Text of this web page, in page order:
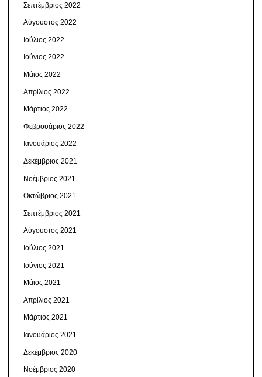
Σεπτέμβριος 2022
Αύγουστος 2022
Ιούλιος 2022
Ιούνιος 2022
Μάιος 2022
Απρίλιος 2022
Μάρτιος 2022
Φεβρουάριος 2022
Ιανουάριος 2022
Δεκέμβριος 2021
Νοέμβριος 2021
Οκτώβριος 2021
Σεπτέμβριος 2021
Αύγουστος 2021
Ιούλιος 2021
Ιούνιος 2021
Μάιος 2021
Απρίλιος 2021
Μάρτιος 2021
Ιανουάριος 2021
Δεκέμβριος 2020
Νοέμβριος 2020